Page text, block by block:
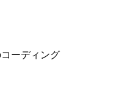
ーディング